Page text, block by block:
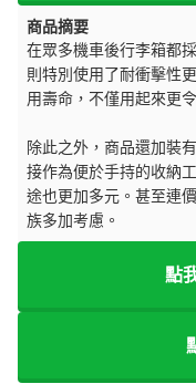
商品摘要
在眾多機車後行李箱都
則特別使用了耐衝擊性
用壽命，不僅用起來更
除此之外，商品還加裝
接作為便於手持的收納
途也更加多元。甚至連
族多加考慮。
點